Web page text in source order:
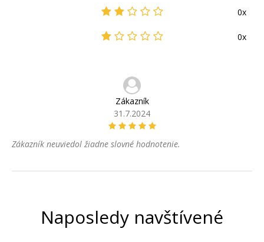
0x
0x
Zákazník
31.7.2024
Zákazník neuviedol žiadne slovné hodnotenie.
Naposledy navštívené